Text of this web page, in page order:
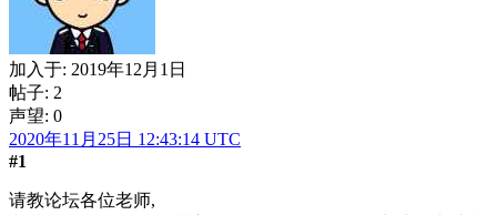
加入于: 2019年12月1日
帖子: 2
声望: 0
2020年11月25日 12:43:14 UTC
#1
请教论坛各位老师,